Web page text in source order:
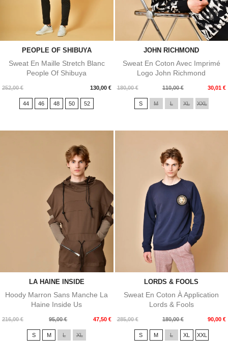
PEOPLE OF SHIBUYA
Sweat En Maille Stretch Blanc
People Of Shibuya
252,00 € 130,00 €
Prix
44 46 48 50 52
JOHN RICHMOND
Sweat En Coton Avec Imprimé
Logo John Richmond
180,00 €
Prix
110,00 € 30,01 €
Prix
S M L XL XXL
LA HAINE INSIDE
Hoody Marron Sans Manche La
Haine Inside Us
216,00 €
Prix
95,00 € 47,50 €
Prix
S M L XL
LORDS & FOOLS
Sweat En Coton À Application
Lords & Fools
285,00 €
Prix
180,00 € 90,00 €
Prix
S M L XL XXL